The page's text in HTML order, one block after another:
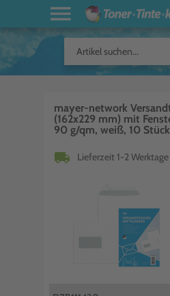
Artikel suchen...
mayer-network
(162x229 mm) mit
90 g/qm, weiß, 10 Stück
local_shipping Lieferzeit 1-2 Werktage